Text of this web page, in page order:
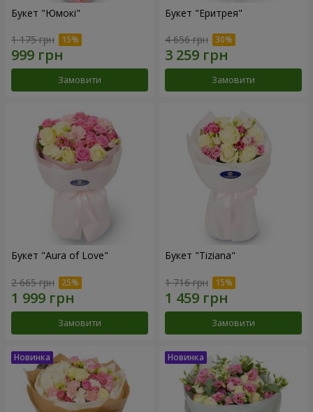
Букет "Юмокі"
1 175 грн
Замовити
Букет "Еритрея"
4 656 грн
Замовити
Букет "Aura of Love"
2 665 грн
Замовити
Букет "Tiziana"
1 716 грн
Замовити